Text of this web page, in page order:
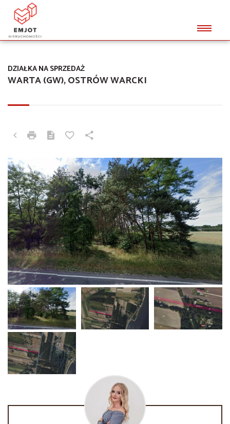
WARTA (GW), OSTRÓW WARCKI
DZIAŁKA NA SPRZEDAŻ